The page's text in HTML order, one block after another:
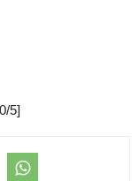
5]